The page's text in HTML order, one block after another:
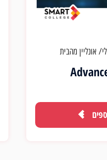
אונליין מהבית